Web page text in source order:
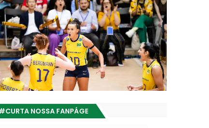
NOSSA FANPÁGE